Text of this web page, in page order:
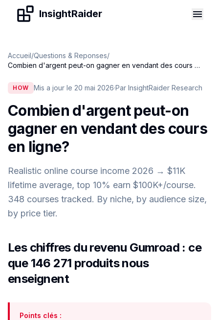
Skip to contentInsightRaider
Accueil/Questions & Reponses/
Combien d'argent peut-on gagner en vendant des cours en ligne
HOW Mis a jour le 20 mai 2026·Par InsightRaider Research
Combien d'argent peut-on
gagner en vendant des cours
en ligne?
Realistic online course income 2026 → $11K
lifetime average, top 10% earn $100K+/course.
348 courses tracked. By niche, by audience size,
by price tier.
Les chiffres du revenu Gumroad : ce
que 146 271 produits nous
enseignent
Points clés :